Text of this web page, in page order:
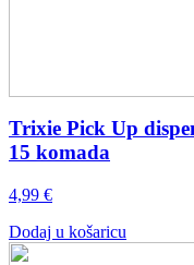
Trixie Pick Up
15 komada
4,99 €
Dodaj u košaricu